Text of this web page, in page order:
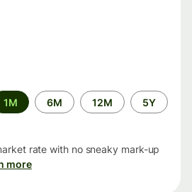
1M 6M 12M 5Y
rate with no sneaky mark-up
more